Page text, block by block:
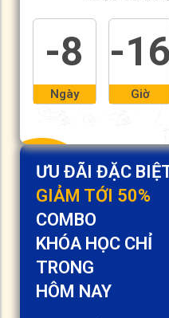
ƯU ĐÃI ĐẶC
GIẢM TỚI 50%
COMBO
KHÓA HỌC CHỈ
TRONG
HÔM NAY
-8
Ngày
-16
Giờ